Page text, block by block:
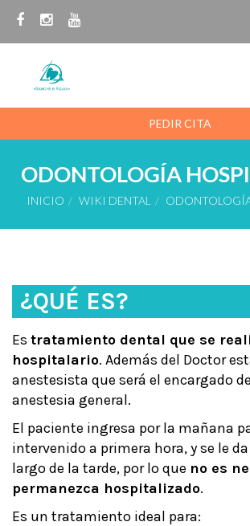
PEDIR CITA
ODONTOLOGÍA
INICIO WIKI DENTAL
¿QUÉ ES?
Es tratamiento dental que se
hospitalario. Además del Doctor
anestesista que será el encargado
anestesia general.
El paciente ingresa por la mañana
intervenido a primera hora, y se le
largo de la tarde, por lo que no es
permanezca hospitalizado.
Es un tratamiento ideal para: